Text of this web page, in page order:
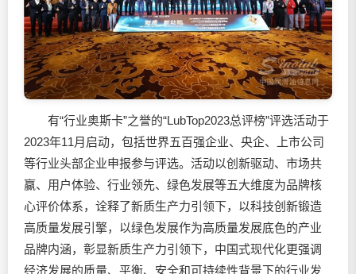
有“行业奥斯卡”之誉的“LubTop2023总评榜”评选活动于
2023年11月启动，包括世界五百强企业、央企、上市公司
等行业头部企业申报参与评选。活动以创新驱动、市场共
赢、用户体验、行业领先、绿色发展等五大维度为品牌核
心评价体系，诠释了新质生产力引领下，以科技创新锻造
高质量发展引擎，以绿色发展作为高质量发展底色的产业
品牌内涵，彰显新质生产力引领下，中国式现代化更强调
经济发展的质量、平衡、安全和可持续性背景下的行业发